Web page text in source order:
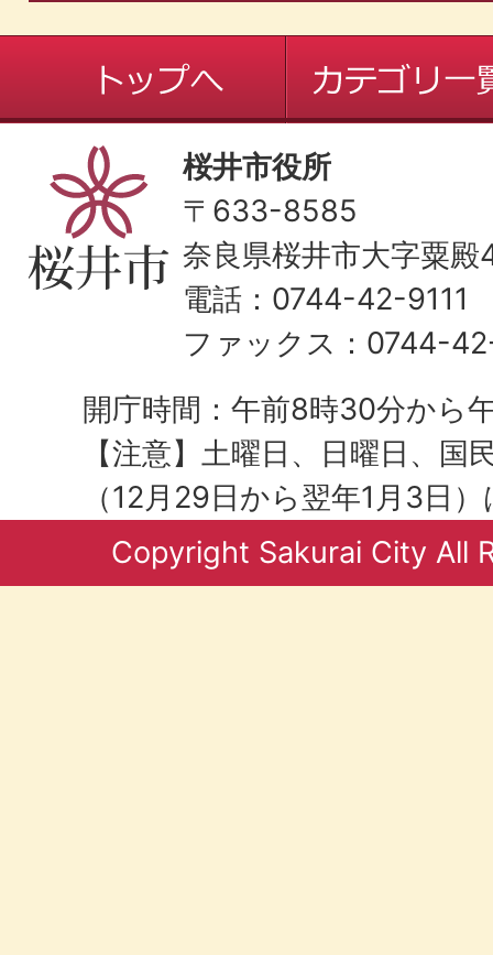
桜井市役所
〒633-8585
奈良県桜井市大字粟
電話：0744-42-9111
ファックス：0744-
開庁時間：午前8時30分から
【注意】土曜日、日曜日、国
（12月29日から翌年1月3日
Copyright Sakurai City All